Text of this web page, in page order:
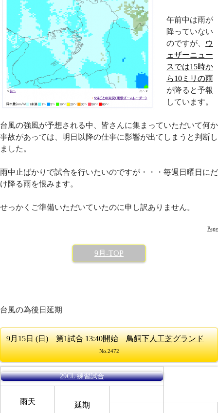
午前中は雨が
降っていない
のですが、
ウ
ェザーニュー
スでは15時か
ら10ミリの雨
が降ると予報
しています。
台風の強風が予想される中、皆さんに集まっていただいて何か
事故があっては、明日以降の仕事に影響が出てしまうと判断し
ました。
雨中止ばかりで試合を行いたいのですが・・・毎週日曜日にだ
け降る雨を恨みます。
せっかくご準備いただいていたのに申し訳ありません。
Page
9月-TOP
台風の為後日延期
9月15日 (日) 第1試合 13:40開始鳥飼下人工芝グランド
No.2472
29CL 練習試合
雨天 延期